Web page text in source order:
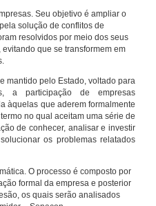
Seu objetivo é ampliar o
solução de conflitos de
resolvidos por meio dos seus
que se transformem em
mantido pelo Estado, voltado para
a participação de empresas
àquelas que aderem formalmente
no qual aceitam uma série de
de conhecer, analisar e investir
os problemas relatados
O processo é composto por
formal da empresa e posterior
os quais serão analisados